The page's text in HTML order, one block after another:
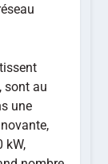
sont au
une
kW,